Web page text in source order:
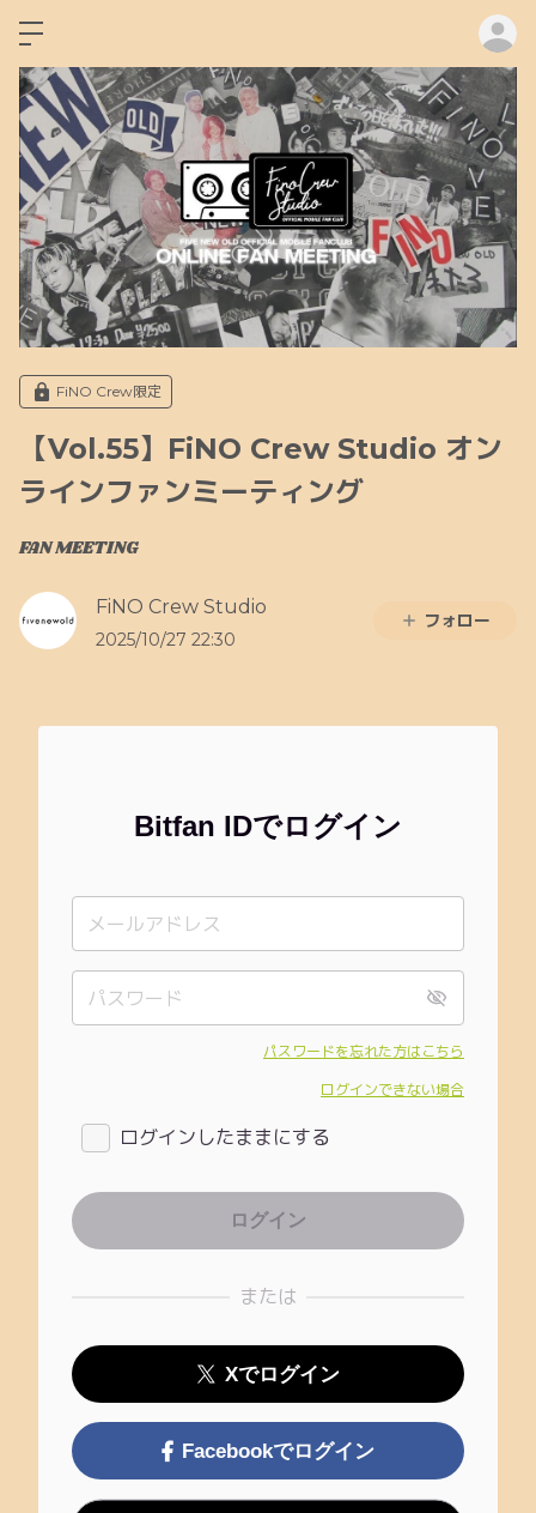
FiNO Crew限定
【Vol.55】FiNO Crew Studio オン
ラインファンミーティング
FAN MEETING
FiNO Crew Studio
2025/10/27 22:30
フォロー
Bitfan IDでログイン
パスワードを忘れた方はこちら
ログインできない場合
ログインしたままにする
または
Xでログイン
Facebookでログイン